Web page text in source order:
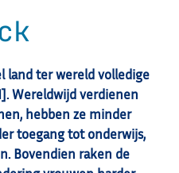
land ter wereld volledige
Wereldwijd verdienen
hebben ze minder
toegang tot onderwijs,
Bovendien raken de